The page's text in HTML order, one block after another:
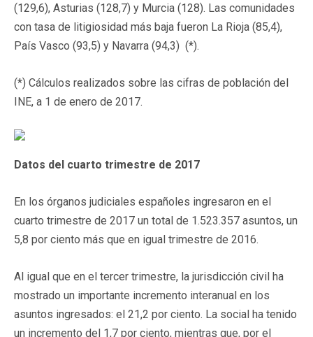
(129,6), Asturias (128,7) y Murcia (128). Las comunidades
con tasa de litigiosidad más baja fueron La Rioja (85,4),
País Vasco (93,5) y Navarra (94,3) (*).
(*) Cálculos realizados sobre las cifras de población del
INE, a 1 de enero de 2017.
Datos del cuarto trimestre de 2017
En los órganos judiciales españoles ingresaron en el
cuarto trimestre de 2017 un total de 1.523.357 asuntos, un
5,8 por ciento más que en igual trimestre de 2016.
Al igual que en el tercer trimestre, la jurisdicción civil ha
mostrado un importante incremento interanual en los
asuntos ingresados: el 21,2 por ciento. La social ha tenido
un incremento del 1,7 por ciento, mientras que, por el